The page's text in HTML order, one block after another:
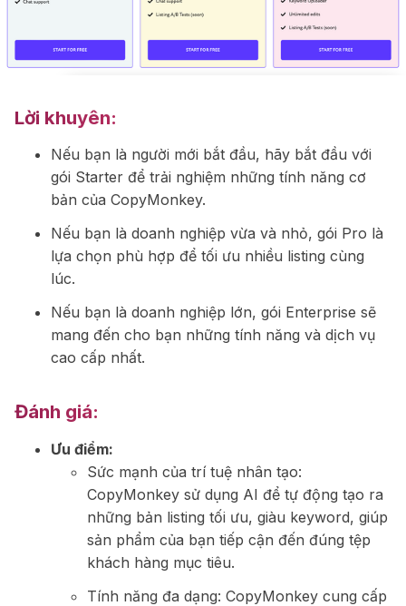
Lời khuyên:
Nếu bạn là người mới bắt đầu, hãy bắt đầu với
gói Starter để trải nghiệm những tính năng cơ
bản của CopyMonkey.
Nếu bạn là doanh nghiệp vừa và nhỏ, gói Pro là
lựa chọn phù hợp để tối ưu nhiều listing cùng
lúc.
Nếu bạn là doanh nghiệp lớn, gói Enterprise sẽ
mang đến cho bạn những tính năng và dịch vụ
cao cấp nhất.
Đánh giá:
Ưu điểm:
Sức mạnh của trí tuệ nhân tạo:
CopyMonkey sử dụng AI để tự động tạo ra
những bản listing tối ưu, giàu keyword, giúp
sản phẩm của bạn tiếp cận đến đúng tệp
khách hàng mục tiêu.
Tính năng đa dạng: CopyMonkey cung cấp